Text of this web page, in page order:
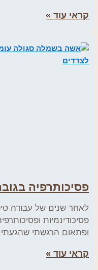
קראי עוד »
פסיכותרפיה
לאחר שנים של עבודה
פסיכודינמיות
ופתאום הרגשתי
קראי עוד »